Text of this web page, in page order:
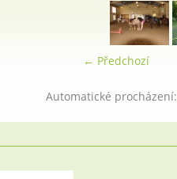
← Předchozí
Automatické procházení: